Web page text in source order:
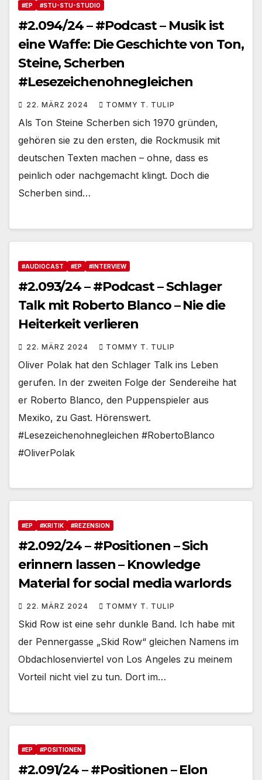
#EP #STU-STU-STUDIO
#2.094/24 – #Podcast – Musik ist
eine Waffe: Die Geschichte von Ton,
Steine, Scherben
#Lesezeichenohnegleichen
22. MÄRZ 2024 TOMMY T. TULIP
Als Ton Steine Scherben sich 1970 gründen,
gehören sie zu den ersten, die Rockmusik mit
deutschen Texten machen – ohne, dass es
peinlich oder nachgemacht klingt. Doch die
Scherben sind…
#AUDIOCAST #EP #INTERVIEW
#2.093/24 – #Podcast – Schlager
Talk mit Roberto Blanco – Nie die
Heiterkeit verlieren
22. MÄRZ 2024 TOMMY T. TULIP
Oliver Polak hat den Schlager Talk ins Leben
gerufen. In der zweiten Folge der Sendereihe hat
er Roberto Blanco, den Puppenspieler aus
Mexiko, zu Gast. Hörenswert.
#Lesezeichenohnegleichen #RobertoBlanco
#OliverPolak
#EP #KRITIK #REZENSION
#2.092/24 – #Positionen – Sich
erinnern lassen – Knowledge
Material for social media warlords
22. MÄRZ 2024 TOMMY T. TULIP
Skid Row ist eine sehr dunkle Band. Ich habe mit
der Pennergasse „Skid Row“ gleichen Namens im
Obdachlosenviertel von Los Angeles zu meinem
Vorteil nicht viel zu tun. Dort im…
#EP #POSITIONEN
#2.091/24 – #Positionen – Elon